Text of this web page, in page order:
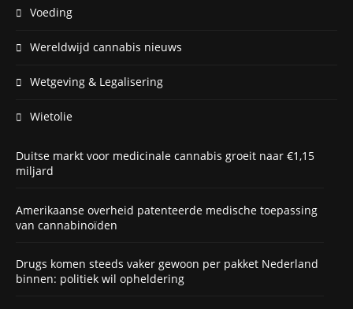
Voeding
Wereldwijd cannabis nieuws
Wetgeving & Legalisering
Wietolie
Duitse markt voor medicinale cannabis groeit naar €1,15
miljard
Amerikaanse overheid patenteerde medische toepassing
van cannabinoïden
Drugs komen steeds vaker gewoon per pakket Nederland
binnen: politiek wil opheldering